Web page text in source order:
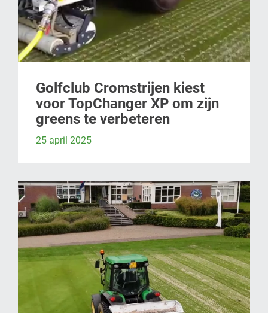
Golfclub Cromstrijen kiest
voor TopChanger XP om zijn
greens te verbeteren
25 april 2025